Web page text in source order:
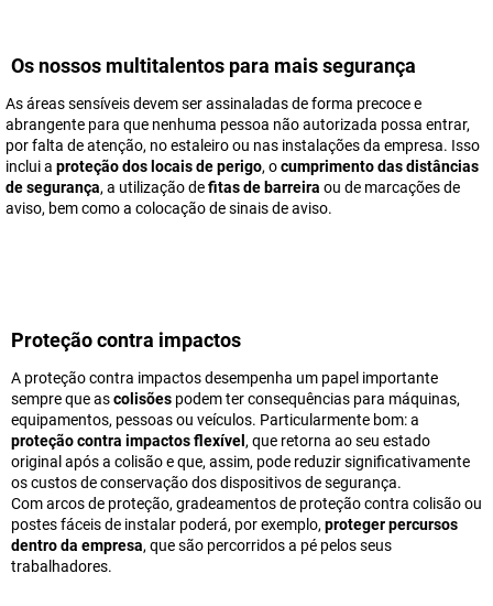
Os nossos multitalentos para mais segurança
As áreas sensíveis devem ser assinaladas de forma precoce e
abrangente para que nenhuma pessoa não autorizada possa entrar,
por falta de atenção, no estaleiro ou nas instalações da empresa. Isso
inclui a proteção dos locais de perigo, ocumprimento das distâncias
de segurança, a utilização defitas de barreira ou de marcações de
aviso, bem como a colocação de sinais de aviso.
Proteção contra impactos
A proteção contra impactos desempenha um papel importante
sempre que ascolisões podem ter consequências para máquinas,
equipamentos, pessoas ou veículos. Particularmente bom: a
proteção contra impactos flexível , que retorna ao seu estado
original após a colisão e que, assim, pode reduzir significativamente
os custos de conservação dos dispositivos de segurança.
Com arcos de proteção, gradeamentos de proteção contra colisão ou
postes fáceis de instalar poderá, por exemplo, proteger percursos
dentro da empresa, que são percorridos a pé pelos seus
trabalhadores.